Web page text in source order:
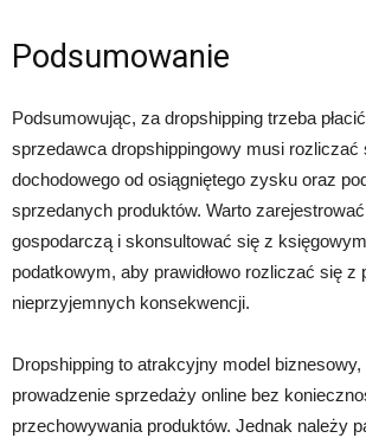
Podsumowanie
Podsumowując, za dropshipping trzeba
sprzedawca dropshippingowy musi rozliczać
dochodowego od osiągniętego zysku oraz
sprzedanych produktów. Warto zarejestrować
gospodarczą i skonsultować się z
podatkowym, aby prawidłowo rozliczać się z
nieprzyjemnych konsekwencji.
Dropshipping to atrakcyjny model
prowadzenie sprzedaży online bez
przechowywania produktów. Jednak należy